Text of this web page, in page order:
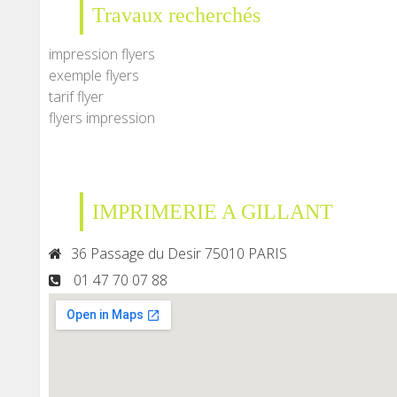
Travaux recherchés
impression flyers
exemple flyers
tarif flyer
flyers impression
IMPRIMERIE A GILLANT
36 Passage du Desir 75010 PARIS
01 47 70 07 88